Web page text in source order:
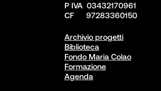
P IVA  03432170961
CF      97283360150
Archivio progetti
Biblioteca
Fondo Maria Colao
Formazione
Agenda